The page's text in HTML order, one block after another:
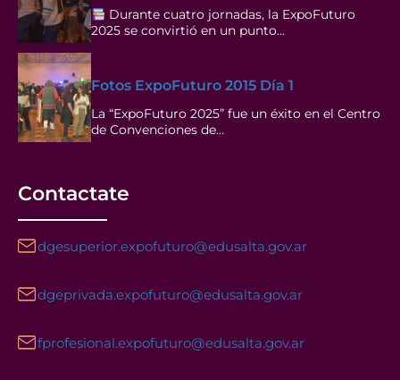
Durante cuatro jornadas, la ExpoFuturo
2025 se convirtió en un punto…
Fotos ExpoFuturo 2015 Día 1
La “ExpoFuturo 2025” fue un éxito en el Centro
de Convenciones de…
Contactate
dgesuperior.expofuturo@edusalta.gov.ar
dgeprivada.expofuturo@edusalta.gov.ar
fprofesional.expofuturo@edusalta.gov.ar